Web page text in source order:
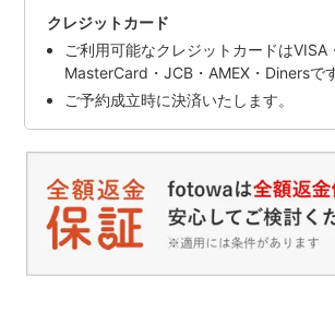
クレジットカード
ご利用可能なクレジットカードはVISA
MasterCard・JCB・AMEX・Dinersです
ご予約成立時に決済いたします。